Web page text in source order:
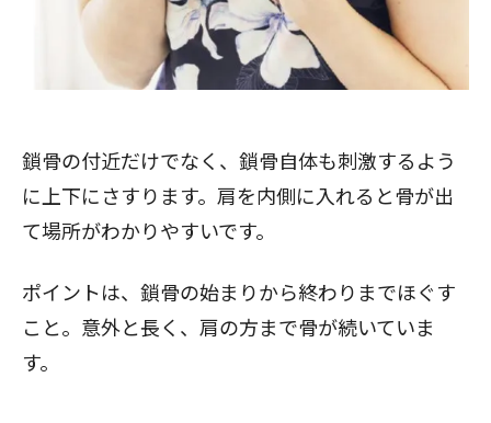
鎖骨の付近だけでなく、鎖骨自体も刺激するよう
に上下にさすります。肩を内側に入れると骨が出
て場所がわかりやすいです。
ポイントは、鎖骨の始まりから終わりまでほぐす
こと。意外と長く、肩の方まで骨が続いていま
す。